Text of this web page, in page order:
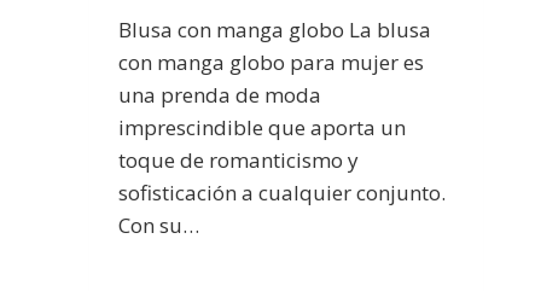
Blusa con manga globo La blusa
con manga globo para mujer es
una prenda de moda
imprescindible que aporta un
toque de romanticismo y
sofisticación a cualquier conjunto.
Con su…